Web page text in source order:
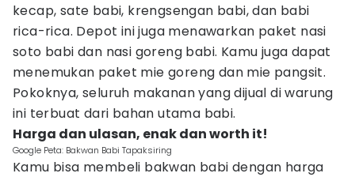
kecap, sate babi, krengsengan babi, dan babi
rica-rica. Depot ini juga menawarkan paket nasi
soto babi dan nasi goreng babi. Kamu juga dapat
menemukan paket mie goreng dan mie pangsit.
Pokoknya, seluruh makanan yang dijual di warung
ini terbuat dari bahan utama babi.
Harga dan ulasan, enak dan worth it!
Google Peta: Bakwan Babi Tapaksiring
Kamu bisa membeli bakwan babi dengan harga